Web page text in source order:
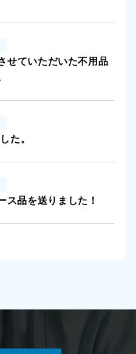
ていただいた不用品
た。
ス品を送りました！